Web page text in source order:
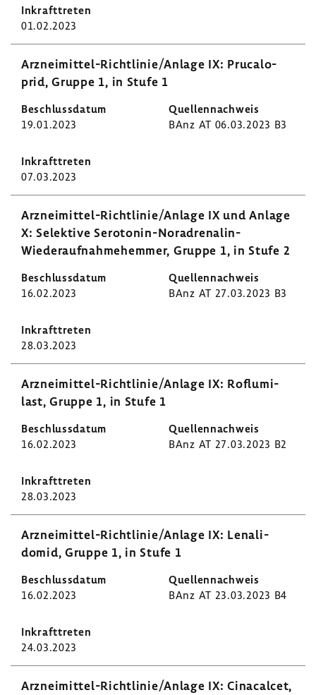
01.02.2023
Arzneimittel-​Richtlinie/Anlage IX: Pruca­lo­
prid, Gruppe 1, in Stufe 1
19.01.2023 BAnz AT 06.03.2023 B3
07.03.2023
Arzneimittel-​Richtlinie/Anlage IX und Anlage
X: Selek­tive Serotonin-​Noradrenalin-
Wiederaufnahmehemmer, Gruppe 1, in Stufe 2
16.02.2023 BAnz AT 27.03.2023 B3
28.03.2023
Arzneimittel-​Richtlinie/Anlage IX: Roflu­mi­
last, Gruppe 1, in Stufe 1
16.02.2023 BAnz AT 27.03.2023 B2
28.03.2023
Arzneimittel-​Richtlinie/Anlage IX: Lena­li­
domid, Gruppe 1, in Stufe 1
16.02.2023 BAnz AT 23.03.2023 B4
24.03.2023
Arzneimittel-​Richtlinie/Anlage IX: Cinacalcet,